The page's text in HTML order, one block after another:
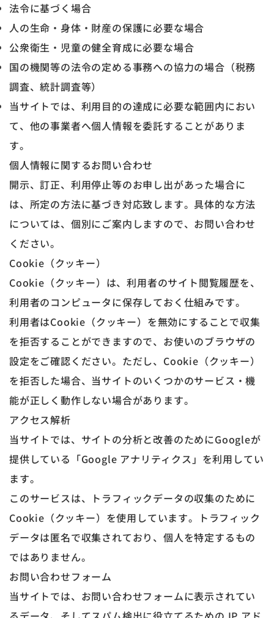
法令に基づく場合
人の生命・身体・財産の保護に必要な場合
公衆衛生・児童の健全育成に必要な場合
国の機関等の法令の定める事務への協力の場合（税務
調査、統計調査等）
当サイトでは、利用目的の達成に必要な範囲内におい
て、他の事業者へ個人情報を委託することがありま
す。
個人情報に関するお問い合わせ
開示、訂正、利用停止等のお申し出があった場合に
は、所定の方法に基づき対応致します。具体的な方法
については、個別にご案内しますので、お問い合わせ
ください。
Cookie（クッキー）
Cookie（クッキー）は、利用者のサイト閲覧履歴を、
利用者のコンピュータに保存しておく仕組みです。
利用者はCookie（クッキー）を無効にすることで収集
を拒否することができますので、お使いのブラウザの
設定をご確認ください。ただし、Cookie（クッキー）
を拒否した場合、当サイトのいくつかのサービス・機
能が正しく動作しない場合があります。
アクセス解析
当サイトでは、サイトの分析と改善のためにGoogleが
提供している「Google アナリティクス」を利用してい
ます。
このサービスは、トラフィックデータの収集のために
Cookie（クッキー）を使用しています。トラフィック
データは匿名で収集されており、個人を特定するもの
ではありません。
お問い合わせフォーム
当サイトでは、お問い合わせフォームに表示されてい